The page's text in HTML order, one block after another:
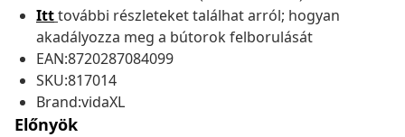
Itttovábbi részleteket találhat arról; hogyan
akadályozza meg a bútorok felborulását
EAN:8720287084099
SKU:817014
Brand:vidaXL
Előnyök